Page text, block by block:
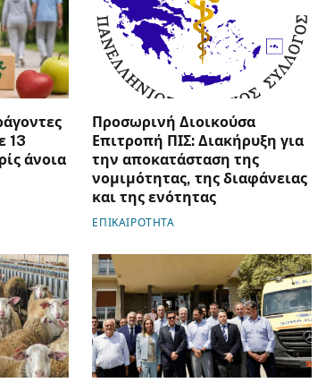
13
άνοια
Προσωρινή Διοικούσα
Επιτροπή ΠΙΣ: Διακήρυξη για
την αποκατάσταση της
νομιμότητας, της διαφάνειας
και της ενότητας
ΕΠΙΚΑΙΡΟΤΗΤΑ